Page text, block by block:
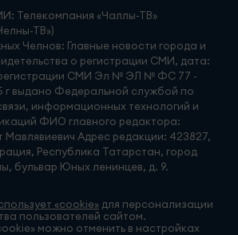
Телекомпания «Чаллы-ТВ»
ТВ»)
Челнов: Главные новости города и
о регистрации СМИ, дата:
регистрации СМИ Эл № ЭЛ № ФС 77 -
г выдано Федеральной службой по
информационных технологий и
ФИО главного редактора:
Мавлявиевич Адрес редакции: 423827,
Республика Татарстан, город
бульвар Юных ленинцев, д. 9.
«cookie» для персонализации
пользователей сайтом.
можно отменить в настройках